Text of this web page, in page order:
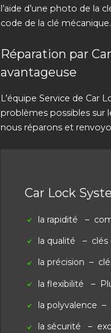
l’aide d’une photo de la
code de la clé
Réparation par
avantageuse
L’équipe Service de Car
problèmes possibles sur
nous réparons et
Car Lock
la rapidité
–
la qualité
– clés
la précision –
la flexibilité
–
la polyvalence –
la sécurité
–